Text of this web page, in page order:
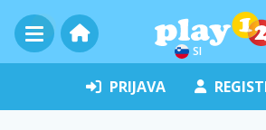
SI
PRIJAVA